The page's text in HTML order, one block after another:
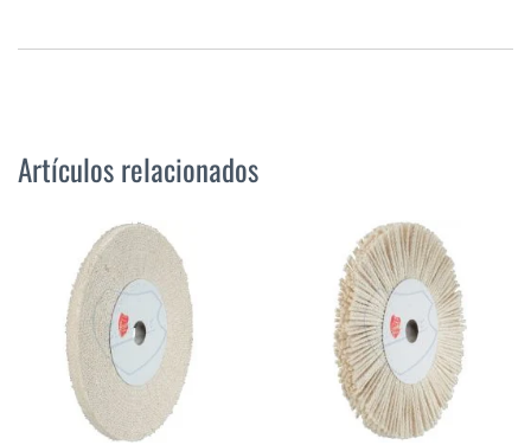
Artículos relacionados